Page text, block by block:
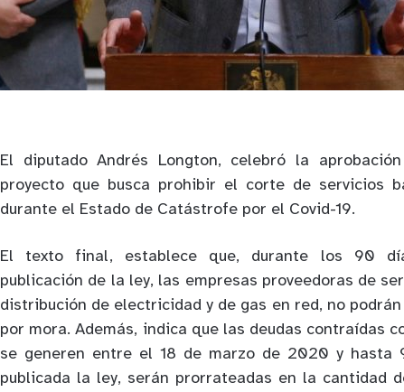
El diputado Andrés Longton, celebró la
proyecto que busca prohibir el corte de servicios
durante el Estado de Catástrofe por el Covid-19.
El texto final, establece que, durante los 90
publicación de la ley, las empresas proveedoras de
distribución de electricidad y de gas en red, no
por mora. Además, indica que las deudas contraídas
se generen entre el 18 de marzo de 2020 y hasta
publicada la ley, serán prorrateadas en la cantidad